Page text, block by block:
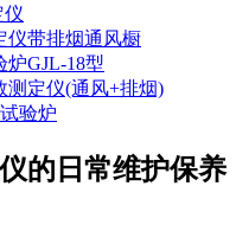
仪
仪带排烟通风橱
GJL-18型
测定仪(通风+排烟)
验炉
的日常维护保养